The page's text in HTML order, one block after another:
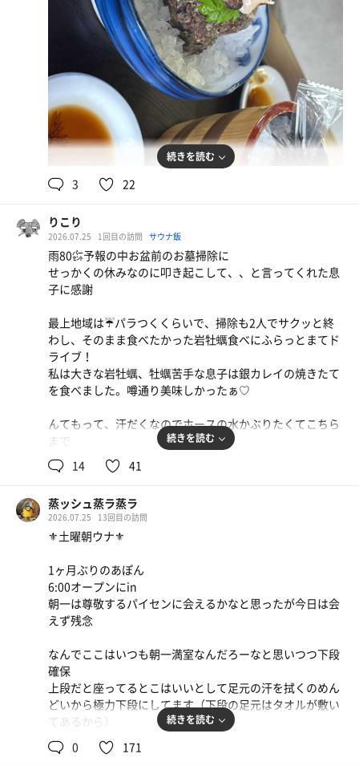
外気浴は、今日の気温の低さからも快適そのもの。眠気が
🥱襲います。
また、来ますよ❗️アポンさんに。
続きを読む
3 22
りこり
2026.07.25 1回目の訪問 サウナ飯
雨80㌫予報の中お盆前のお墓掃除に
せっかくの休みなのに叩き起こして、、と言ってくれた息
子に感謝
最上地域は☔️パラつくくらいで、掃除も2人でサクッと終
わし、そのまま食べたかった岩牡蠣食べにふらっとまてド
ライブ！
私は大きな岩牡蠣、牡蠣苦手な息子は銀カレイの焼きたて
を食べました。噂通り美味しかったぁ♡
んてもって、汗だくなのでホースの水かぶりたくてこちら
まで
空いてる！
みんな高校野球の決勝みてるのかな、、
サウナはソロ！水風呂も独り占め
かもーでジャージャー
さいこーでした
時間ないので2セットのみ！
またホースで〆
またこよう！
つきあってくれた息子のリクエストでお寿司食べてきまし
ドライブはいろんな話合い出来るんだよね〜 ゲームの音
続きを読む
14 41
蒸ッシュ蒸ラ蒸ラ
2026.07.25 13回目の訪問
⚜️土曜朝ウナ⚜️
1ヶ月ぶりのあぽん
6:00オープンにin
朝一は尊敬するパイセンに会えるかなと思ったが今日は会
えず残念
なんでここはいつも朝一満室なんだろーなと思いつつ下段
確保
上段だと座ってるとこはいいとして足元の汗を拭くのめん
どいから極力下段にしてます（下段の足元はタオルが敷い
てあるから）
㋚10㊌0.5㊡10×4
続きを読む
0 171